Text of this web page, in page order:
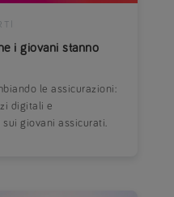
i giovani stanno
le assicurazioni:
digitali e
giovani assicurati.